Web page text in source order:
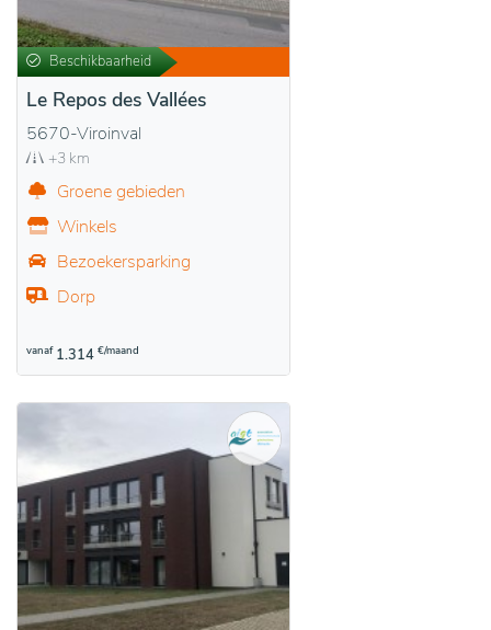
Beschikbaarheid
Le Repos des Vallées
5670-Viroinval
+3 km
Groene gebieden
Winkels
Bezoekersparking
Dorp
vanaf 1.314 €/maand